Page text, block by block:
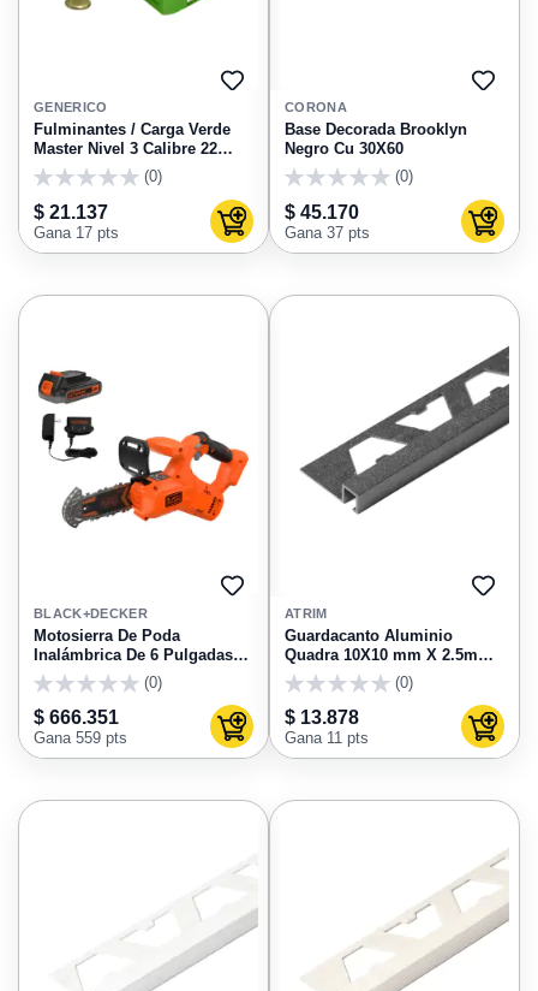
AGREGAR
FAVORITOS
GENERICO
Fulminantes / Carga Verde
Master Nivel 3 Calibre 22
Caja X 100 Unds(0)
$ 21.137
Gana 17 pts Agregar al carrito
CORONA
Base Decorada Brooklyn
Negro Cu 30X60
(0)
$ 45.170
Gana 37 pts
AGREGAR
FAVORITOS
BLACK+DECKER
Motosierra De Poda
Inalámbrica De 6 Pulgadas
15Cm 20V MAX BCCS320C1
Black & Decker
(0)
$ 666.351
Gana 559 pts Agregar al carrito
ATRIM
Guardacanto Aluminio
Quadra 10X10 mm X 2.5m
Concreto Stone Atrim
3428TXC
(0)
$ 13.878
Gana 11 pts